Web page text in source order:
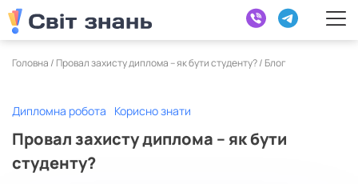
Головна / Провал захисту диплома – як бути студенту?/ Блог
Дипломна робота Корисно знати
Провал захисту диплома – як бути
студенту?